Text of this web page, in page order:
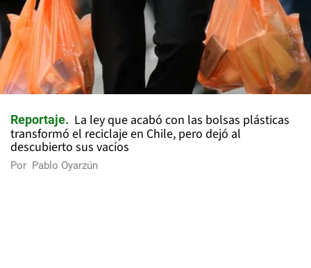
Reportaje
La ley que acabó con las bolsas plásticas
transformó el reciclaje en Chile, pero dejó al
descubierto sus vacíos
Por Pablo Oyarzún